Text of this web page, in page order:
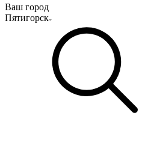
Ваш город
Пятигорск